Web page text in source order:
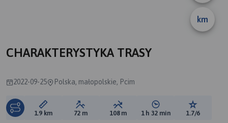
km
CHARAKTERYSTYKA TRASY
2022-09-25 Polska, małopolskie, Pcim
Długość trasy:
1.9 km Suma przewyższeń:
72 m Suma spadków:
108 m Średni czas potrzebny
1 h 32 min Ocena
1.7/6